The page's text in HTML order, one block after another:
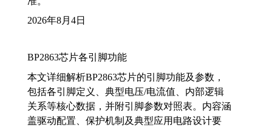
2026年8月4日
BP2863芯片各引脚功能
本文详细解析BP2863芯片的引脚功能及参数，
包括各引脚定义、典型电压/电流值、内部逻辑
关系等核心数据，并附引脚参数对照表。内容涵
盖驱动配置、保护机制及典型应用电路设计要